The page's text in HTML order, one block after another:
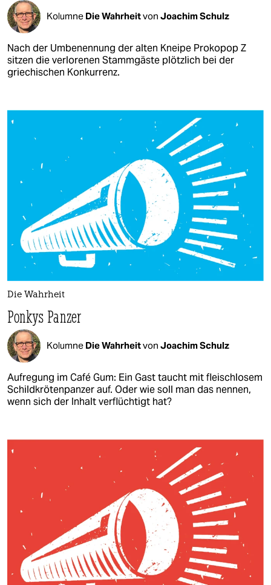
Kolumne Die Wahrheitvon Joachim Schulz
Nach der Umbenennung der alten Kneipe Prokopop Z
sitzen die verlorenen Stammgäste plötzlich bei der
griechischen Konkurrenz.
Die Wahrheit
Ponkys Panzer
Kolumne Die Wahrheitvon Joachim Schulz
Aufregung im Café Gum: Ein Gast taucht mit fleischlosem
Schildkrötenpanzer auf. Oder wie soll man das nennen,
wenn sich der Inhalt verflüchtigt hat?